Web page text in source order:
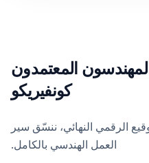
المعتمدون
كونفيريكو
الرقمي النهائي، ننسّق سير
العمل الهندسي بالكامل.